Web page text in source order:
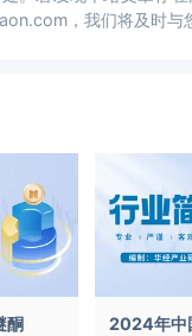
，我们将及时与
酮
2024年中